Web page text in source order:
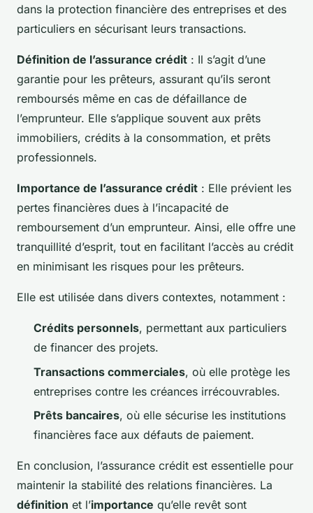
dans la protection financière des entreprises et des
particuliers en sécurisant leurs transactions.
Définition de l’assurance crédit : Il s’agit d’une
garantie pour les prêteurs, assurant qu’ils seront
remboursés même en cas de défaillance de
l’emprunteur. Elle s’applique souvent aux prêts
immobiliers, crédits à la consommation, et prêts
professionnels.
Importance de l’assurance crédit : Elle prévient les
pertes financières dues à l’incapacité de
remboursement d’un emprunteur. Ainsi, elle offre une
tranquillité d’esprit, tout en facilitant l’accès au crédit
en minimisant les risques pour les prêteurs.
Elle est utilisée dans divers contextes, notamment :
Crédits personnels, permettant aux particuliers
de financer des projets.
Transactions commerciales, où elle protège les
entreprises contre les créances irrécouvrables.
Prêts bancaires, où elle sécurise les institutions
financières face aux défauts de paiement.
En conclusion, l’assurance crédit est essentielle pour
maintenir la stabilité des relations financières. La
définition et l’importance qu’elle revêt sont